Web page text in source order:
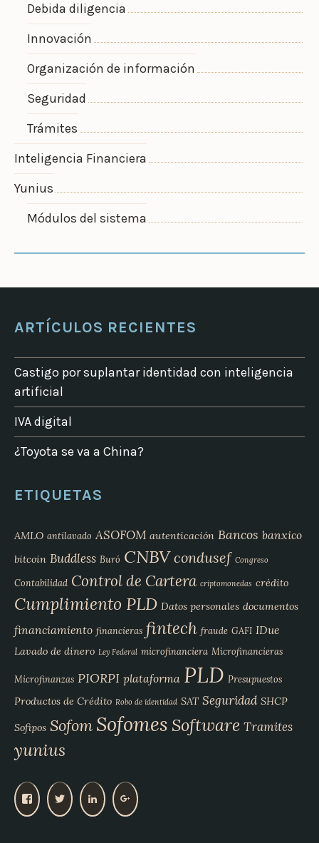
Debida diligencia
Innovación
Organización de información
Seguridad
Trámites
Inteligencia Financiera
Yunius
Módulos del sistema
ARTÍCULOS RECIENTES
Castigo por suplantar identidad con inteligencia
artificial
IVA digital
¿Toyota se va a China?
ETIQUETAS
AMLO antilavado ASOFOM autenticación Bancos banxico
bitcoin Buddless Buró CNBVcondusef Congreso
Contabilidad Control de Cartera criptomonedas crédito
Cumplimiento PLD Datos personales documentos
financiamiento financieras fintech fraude GAFI IDue
Lavado de dinero Ley Federal microfinanciera Microfinancieras
Microfinanzas PIORPI plataforma PLD Presupuestos
Productos de Crédito Robo de identidad SAT Seguridad SHCP
Sofipos Sofom Sofomes Software Tramites
yunius
V
V
V
V